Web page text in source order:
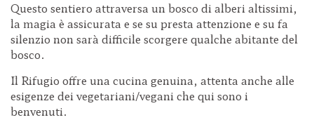
Questo sentiero attraversa un bosco di alberi altissimi,
la magia è assicurata e se su presta attenzione e su fa
silenzio non sarà difficile scorgere qualche abitante del
bosco.
Il Rifugio offre una cucina genuina, attenta anche alle
esigenze dei vegetariani/vegani che qui sono i
benvenuti.